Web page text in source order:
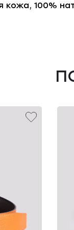
кожа, 100%